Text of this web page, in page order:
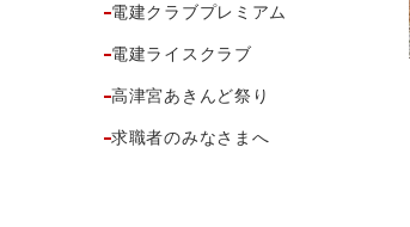
電建クラブプレミアム
電建ライスクラブ
高津宮あきんど祭り
求職者のみなさまへ